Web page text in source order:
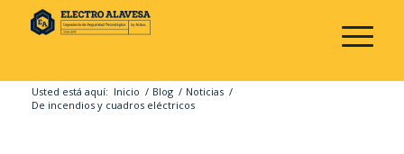
Usted está aquí: Inicio / Blog / Noticias /
De incendios y cuadros eléctricos